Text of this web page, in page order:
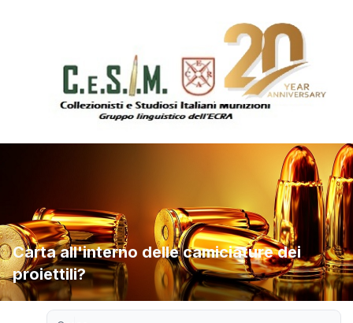
Carta all'interno delle camiciature dei
proiettili?